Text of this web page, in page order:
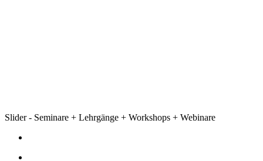
Slider - Seminare + Lehrgänge + Workshops + Webinare